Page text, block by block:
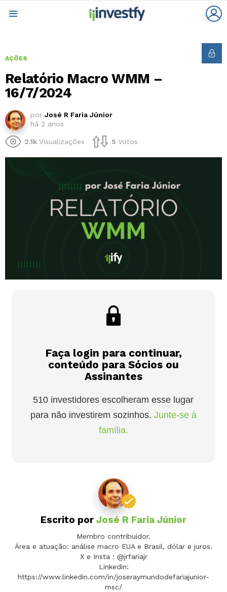
AÇÕES
Relatório Macro WMM –
16/7/2024
por José R Faria Júnior
há 2 anos
2.1k Visualizações 5 Votos
Faça login para continuar,
conteúdo para Sócios ou
Assinantes
510 investidores escolheram esse lugar
para não investirem sozinhos. Junte-se à
família.
Escrito por José R Faria Júnior
Membro contribuidor.
Área e atuação: análise macro EUA e Brasil, dólar e juros.
X e Insta : @jrfariajr
Linkedin:
https://www.linkedin.com/in/joseraymundodefariajunior-
msc/